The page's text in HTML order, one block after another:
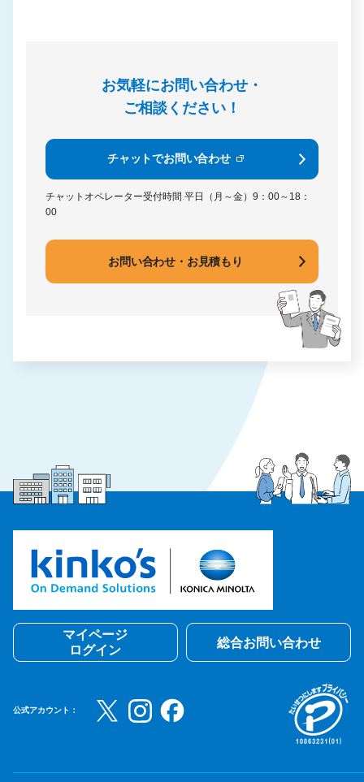
お気軽にお問い合わせ・
ご相談ください！
チャットでお問い合わせ
チャットオペレーター受付時間 平日（月～金）9：00～18：
00
お問い合わせ・お見積もり
マイページ
ログイン
総合お問い合わせ
公式アカウント：